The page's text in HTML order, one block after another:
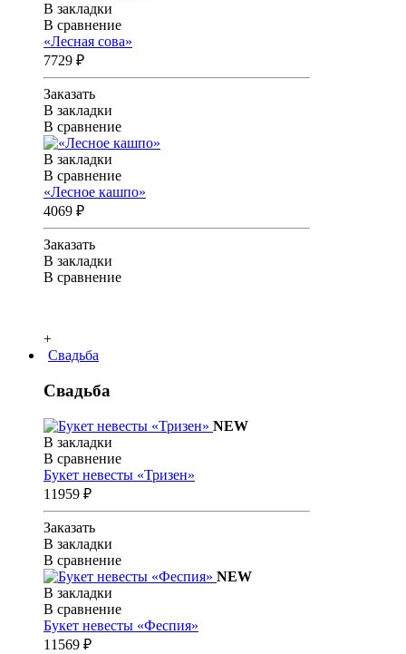
В закладки
В сравнение
«Лесная сова»
7729 ₽
Заказать
В закладки
В сравнение
В закладки
В сравнение
«Лесное кашпо»
4069 ₽
Заказать
В закладки
В сравнение
+
Свадьба
Свадьба
NEW
В закладки
В сравнение
Букет невесты «Тризен»
11959 ₽
Заказать
В закладки
В сравнение
NEW
В закладки
В сравнение
Букет невесты «Феспия»
11569 ₽